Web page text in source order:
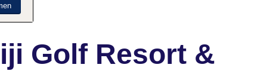
Golf Resort &